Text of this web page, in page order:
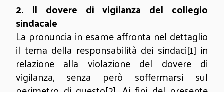
2. Il dovere di vigilanza del collegio
sindacale
La pronuncia in esame affronta nel dettaglio
il tema della responsabilità dei sindaci[1] in
relazione alla violazione del dovere di
vigilanza, senza però soffermarsi sul